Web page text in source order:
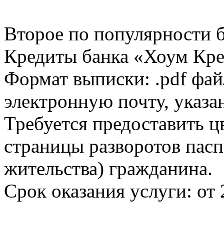
Второе по популярности
Кредиты банка «Хоум
Формат выписки: .pdf
электронную почту,
Требуется предоставить
страницы разворотов
жительства) гражданина.
Срок оказания услуги: от